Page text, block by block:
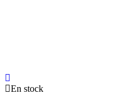
En stock